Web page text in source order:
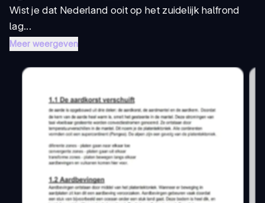
Wist je dat Nederland ooit op het zuidelijk halfrond
lag...
Meer weergeven